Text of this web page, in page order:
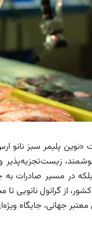
«نوین پلیمر سبز نانو
زیست‌تجزیه‌پذیر و
در مسیر صادرات به
از گرانول نانویی
معتبر جهانی، جایگاه